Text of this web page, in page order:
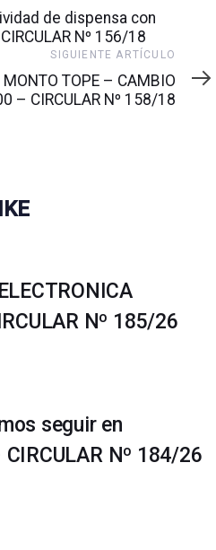
de dispensa con
Nº 156/18
SIGUIENTE ARTÍCULO
MONTO TOPE – CAMBIO
– CIRCULAR Nº 158/18
Nº 185/26
seguir en
Nº 184/26